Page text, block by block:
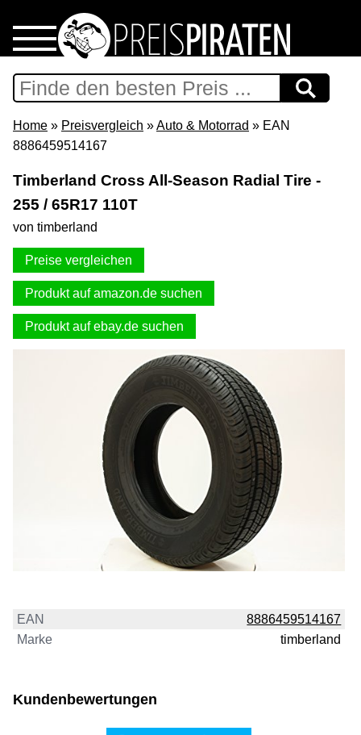
Home
Download
Support & Newsletter
Presse
Datenschutz
Impressum
Home » Preisvergleich »Auto & Motorrad » EAN
8886459514167
Timberland Cross All-Season Radial Tire -
255 / 65R17 110T
von timberland
Preise vergleichen
Produkt auf amazon.de suchen
Produkt auf ebay.de suchen
EAN
8886459514167
Marke
timberland
Kundenbewertungen